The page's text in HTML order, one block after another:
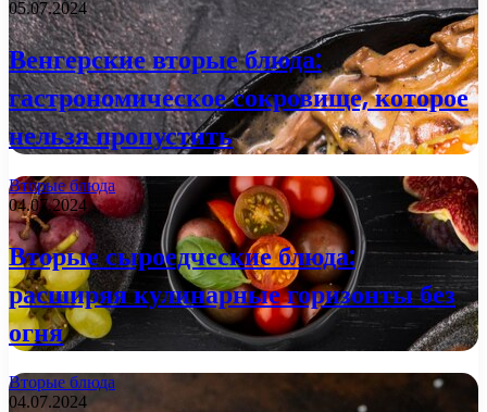
05.07.2024
Венгерские вторые блюда:
гастрономическое сокровище, которое
нельзя пропустить
Вторые блюда
04.07.2024
Вторые сыроедческие блюда:
расширяя кулинарные горизонты без
огня
Вторые блюда
04.07.2024